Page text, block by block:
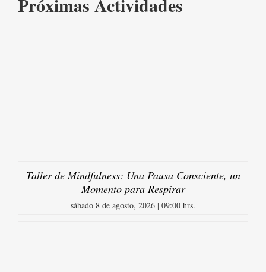
Taller de Mindfulness: Una Pausa Consciente, un
Momento para Respirar
sábado 8 de agosto, 2026 | 09:00 hrs.